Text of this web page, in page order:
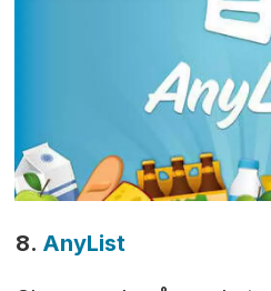
8. AnyList